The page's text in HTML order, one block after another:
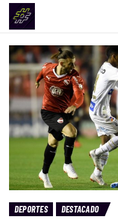
DEPORTES DESTACADO